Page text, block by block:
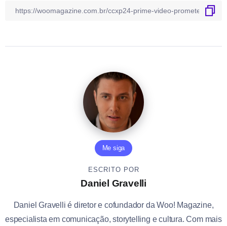
Me siga
ESCRITO POR
Daniel Gravelli
Daniel Gravelli é diretor e cofundador da Woo! Magazine,
especialista em comunicação, storytelling e cultura. Com mais